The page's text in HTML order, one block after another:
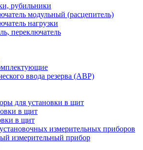
рубильники
модульный (расцепитель)
нагрузки
переключатель
ввода резерва (АВР)
для установки в щит
в щит
в щит
измерительных приборов
измерительный прибор